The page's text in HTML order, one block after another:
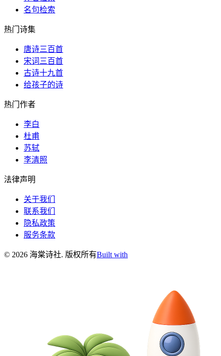
名句检索
热门诗集
唐诗三百首
宋词三百首
古诗十九首
给孩子的诗
热门作者
李白
杜甫
苏轼
李清照
法律声明
关于我们
联系我们
隐私政策
服务条款
© 2026 海棠诗社. 版权所有Built with